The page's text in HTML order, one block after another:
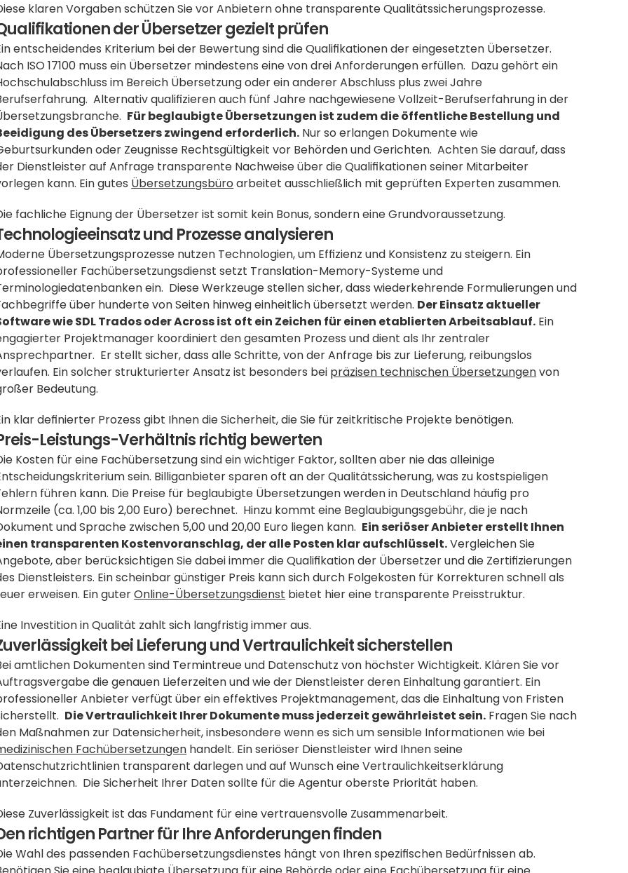
klaren Vorgaben schützen Sie vor Anbietern ohne transparente Qualitätssicherungsprozesse.
der Übersetzer gezielt prüfen
entscheidendes Kriterium bei der Bewertung sind die Qualifikationen der eingesetzten Übersetzer.
ISO 17100 muss ein Übersetzer mindestens eine von drei Anforderungen erfüllen.  Dazu gehört ein
im Bereich Übersetzung oder ein anderer Abschluss plus zwei Jahre
Alternativ qualifizieren auch fünf Jahre nachgewiesene Vollzeit-Berufserfahrung in der
Für beglaubigte Übersetzungen ist zudem die öffentliche Bestellung und
des Übersetzers zwingend erforderlich. Nur so erlangen Dokumente wie
oder Zeugnisse Rechtsgültigkeit vor Behörden und Gerichten.  Achten Sie darauf, dass
Dienstleister auf Anfrage transparente Nachweise über die Qualifikationen seiner Mitarbeiter
kann. Ein gutes Übersetzungsbüro arbeitet ausschließlich mit geprüften Experten zusammen.
fachliche Eignung der Übersetzer ist somit kein Bonus, sondern eine Grundvoraussetzung.
und Prozesse analysieren
Übersetzungsprozesse nutzen Technologien, um Effizienz und Konsistenz zu steigern. Ein
Fachübersetzungsdienst setzt Translation-Memory-Systeme und
ein.  Diese Werkzeuge stellen sicher, dass wiederkehrende Formulierungen und
über hunderte von Seiten hinweg einheitlich übersetzt werden. Der Einsatz aktueller
wie SDL Trados oder Across ist oft ein Zeichen für einen etablierten Arbeitsablauf. Ein
Projektmanager koordiniert den gesamten Prozess und dient als Ihr zentraler
Er stellt sicher, dass alle Schritte, von der Anfrage bis zur Lieferung, reibungslos
Ein solcher strukturierter Ansatz ist besonders bei präzisen technischen Übersetzungen von
Bedeutung.
klar definierter Prozess gibt Ihnen die Sicherheit, die Sie für zeitkritische Projekte benötigen.
Leistungs-Verhältnis richtig bewerten
Kosten für eine Fachübersetzung sind ein wichtiger Faktor, sollten aber nie das alleinige
sein. Billiganbieter sparen oft an der Qualitätssicherung, was zu kostspieligen
führen kann. Die Preise für beglaubigte Übersetzungen werden in Deutschland häufig pro
(ca. 1,00 bis 2,00 Euro) berechnet.  Hinzu kommt eine Beglaubigungsgebühr, die je nach
und Sprache zwischen 5,00 und 20,00 Euro liegen kann. Ein seriöser Anbieter erstellt Ihnen
transparenten Kostenvoranschlag, der alle Posten klar aufschlüsselt. Vergleichen Sie
aber berücksichtigen Sie dabei immer die Qualifikation der Übersetzer und die Zertifizierungen
Dienstleisters. Ein scheinbar günstiger Preis kann sich durch Folgekosten für Korrekturen schnell als
erweisen. Ein guter Online-Übersetzungsdienst bietet hier eine transparente Preisstruktur.
Investition in Qualität zahlt sich langfristig immer aus.
bei Lieferung und Vertraulichkeit sicherstellen
amtlichen Dokumenten sind Termintreue und Datenschutz von höchster Wichtigkeit. Klären Sie vor
die genauen Lieferzeiten und wie der Dienstleister deren Einhaltung garantiert. Ein
Anbieter verfügt über ein effektives Projektmanagement, das die Einhaltung von Fristen
Die Vertraulichkeit Ihrer Dokumente muss jederzeit gewährleistet sein. Fragen Sie nach
Fachübersetzungen handelt. Ein seriöser Dienstleister wird Ihnen seine
transparent darlegen und auf Wunsch eine Vertraulichkeitserklärung
Die Sicherheit Ihrer Daten sollte für die Agentur oberste Priorität haben.
Zuverlässigkeit ist das Fundament für eine vertrauensvolle Zusammenarbeit.
richtigen Partner für Ihre Anforderungen finden
Wahl des passenden Fachübersetzungsdienstes hängt von Ihren spezifischen Bedürfnissen ab.